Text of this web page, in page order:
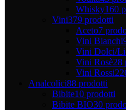
Whisky160
Vini379 prodotti
Aceto7
Vini Bianchi
Vini Dolci/
Vini Rosè28
Vini Rossi
Analcolici88 prodotti
Bibite10 prodotti
Bibite BIO30